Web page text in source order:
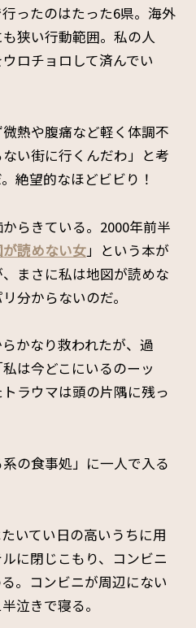
ったのはたった6県。海外
狭い行動範囲。私の人
ロチョロして済んでい
熱や腹痛など軽く体調不
い街に行くんだわ」と考
絶望的なほどビビり！
らきている。2000年前半
読めない女」という本が
まさに私は地図が読めな
分からないのだ。
かなり救われたが、過
は今どこにいるのーッ
トラウマは頭の片隅に残っ
の食事処」に一人で入る
いてい日の高いうちに用
に閉じこもり、コンビニ
。コンビニが周辺にない
泣きで寝る。